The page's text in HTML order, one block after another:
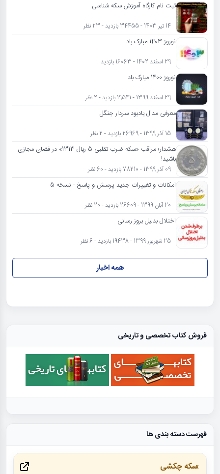
ثبت نام کارگاه آموزش سکه شناسی
14 تیر 1403 - 34455 بازدید - 23 نظر
نوروز 1403 مبارک باد
29 اسفند 1402 - 16063 بازدید
نوروز 1400 مبارک باد
29 اسفند 1399 - 19541 بازدید - 2 نظر
معرفی مدال یادبود سردار جنگل
15 آذر 1399 - 26969 بازدید - 2 نظر
هشدار؛ مراقب «سکه ضرب تقلبی 5 ریال 1313» در فضای مجازی
باشید!
09 آذر 1399 - 78210 بازدید - 60 نظر
امکانات و تغییرات جدید پرسش و پاسخ - نسخه 5
20 آبان 1399 - 26609 بازدید - 20 نظر
اختلال بدلیل بروز رسانی
25 شهریور 1399 - 19438 بازدید - 6 نظر
همه اخبار
فروش کتاب تخصصی و تاریخی
فهرست دسته بندی ها
سکه چکشی